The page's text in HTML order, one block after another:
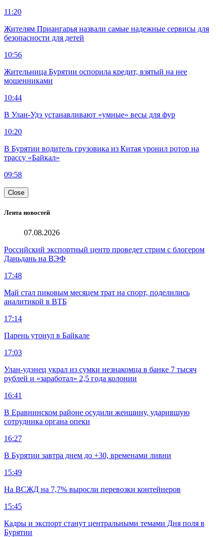
11:20
Жителям Приангарья назвали самые надежные сервисы для
безопасности для детей
10:56
Жительница Бурятии оспорила кредит, взятый на нее
мошенниками
10:44
В Улан-Удэ устанавливают «умные» весы для фур
10:20
В Бурятии водитель грузовика из Китая уронил ротор на
трассу «Байкал»
09:58
Close
Лента новостей
07.08.2026
Российский экспортный центр проведет стрим с блогером
Даньдань на ВЭФ
17:48
Май стал пиковым месяцем трат на спорт, поделились
аналитикой в ВТБ
17:14
Парень утонул в Байкале
17:03
Улан-удэнец украл из сумки незнакомца в банке 7 тысяч
рублей и «заработал» 2,5 года колонии
16:41
В Еравнинском районе осудили женщину, ударившую
сотрудника органа опеки
16:27
В Бурятии завтра днем до +30, временами ливни
15:49
На ВСЖД на 7,7% выросли перевозки контейнеров
15:45
Кадры и экспорт станут центральными темами Дня поля в
Бурятии